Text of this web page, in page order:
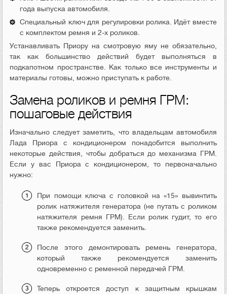
года выпуска автомобиля.
Специальный ключ для регулировки ролика. Идёт вместе
с комплектом ремня и 2-х роликов.
Устанавливать Приору на смотровую яму не обязательно,
так как большинство действий будет выполняться в
подкапотном пространстве. Как только все инструменты и
материалы готовы, можно приступать к работе.
Замена роликов и ремня ГРМ:
пошаговые действия
Изначально следует заметить, что владельцам автомобиля
Лада Приора с кондиционером понадобится выполнить
некоторые действия, чтобы добраться до механизма ГРМ.
Если у вас Приора с кондиционером, то первоначально
нужно:
При помощи ключа с головкой на «15» вывинтить
ролик натяжителя генератора (не путать с роликом
натяжителя ремня ГРМ). Если ролик гудит, то его
также рекомендуется заменить.
После этого демонтировать ремень генератора,
который также рекомендуется заменить
одновременно с ременной передачей ГРМ.
Теперь откроется доступ к защитным крышкам